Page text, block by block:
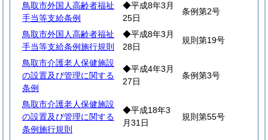
鳥取市外国人高齢者福祉
手当等支給条例
◆平成8年3月
25日
条例第2号
鳥取市外国人高齢者福祉
手当等支給条例施行規則
◆平成8年3月
28日
規則第19号
鳥取市介護老人保健施設
の設置及び管理に関する
条例
◆平成4年3月
27日
条例第3号
鳥取市介護老人保健施設
の設置及び管理に関する
条例施行規則
◆平成18年3
月31日
規則第55号